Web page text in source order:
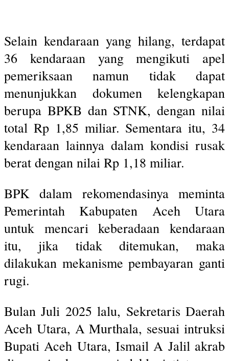
Selain kendaraan yang hilang, terdapat
36 kendaraan yang mengikuti apel
pemeriksaan namun tidak dapat
menunjukkan dokumen kelengkapan
berupa BPKB dan STNK, dengan nilai
total Rp 1,85 miliar. Sementara itu, 34
kendaraan lainnya dalam kondisi rusak
berat dengan nilai Rp 1,18 miliar.
BPK dalam rekomendasinya meminta
Pemerintah Kabupaten Aceh Utara
untuk mencari keberadaan kendaraan
itu, jika tidak ditemukan, maka
dilakukan mekanisme pembayaran ganti
rugi.
Bulan Juli 2025 lalu, Sekretaris Daerah
Aceh Utara, A Murthala, sesuai intruksi
Bupati Aceh Utara, Ismail A Jalil akrab